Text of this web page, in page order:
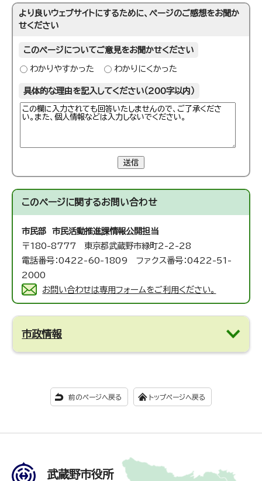
より良いウェブサイトにするために、ページのご感想をお聞か
せください
このページについてご意見をお聞かせください
わかりやすかった わかりにくかった
具体的な理由を記入してください（200字以内）
送信
このページに関するお問い合わせ
市民部 市民活動推進課情報公開担当
〒180-8777 東京都武蔵野市緑町2-2-28
電話番号：0422-60-1809 ファクス番号：0422-51-
2000
お問い合わせは専用フォームをご利用ください。
市政情報
前のページへ戻る トップページへ戻る
武蔵野市役所